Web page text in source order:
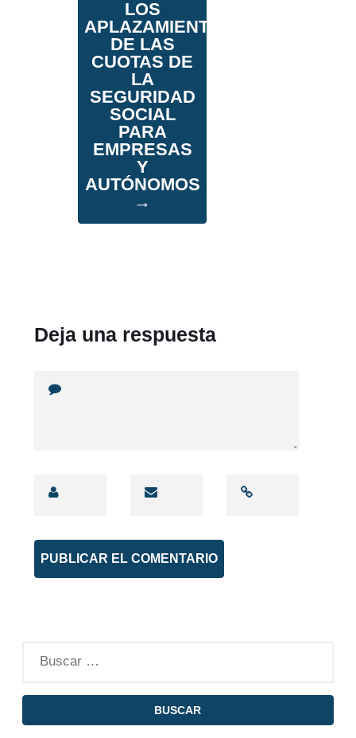
LOS
APLAZAMIENTOS
DE LAS
CUOTAS DE
LA
SEGURIDAD
SOCIAL
PARA
EMPRESAS
Y
AUTÓNOMOS
→
Deja una respuesta